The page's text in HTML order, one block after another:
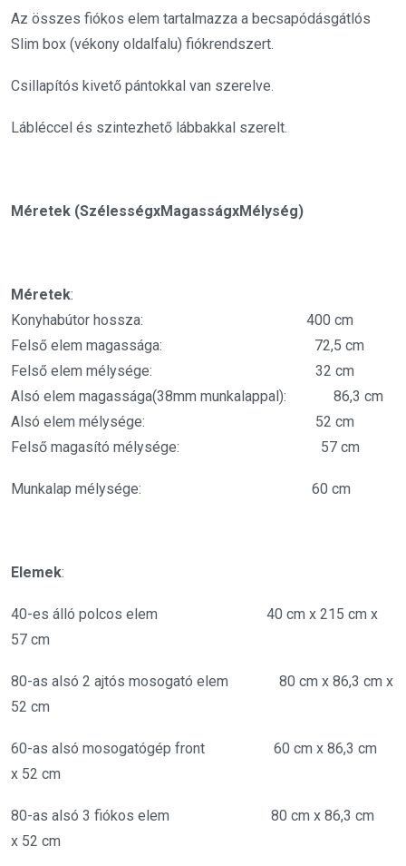
Az összes fiókos elem tartalmazza a becsapódásgátlós
Slim box (vékony oldalfalu) fiókrendszert.
Csillapítós kivető pántokkal van szerelve.
Lábléccel és szintezhető lábbakkal szerelt.
Méretek (SzélességxMagasságxMélység)
Méretek:
Konyhabútor hossza: 400 cm
Felső elem magassága: 72,5 cm
Felső elem mélysége: 32 cm
Alsó elem magassága(38mm munkalappal): 86,3 cm
Alsó elem mélysége: 52 cm
Felső magasító mélysége: 57 cm
Munkalap mélysége: 60 cm
Elemek:
40-es álló polcos elem 40 cm x 215 cm x
57 cm
80-as alsó 2 ajtós mosogató elem 80 cm x 86,3 cm x
52 cm
60-as alsó mosogatógép front 60 cm x 86,3 cm
x 52 cm
80-as alsó 3 fiókos elem 80 cm x 86,3 cm
x 52 cm